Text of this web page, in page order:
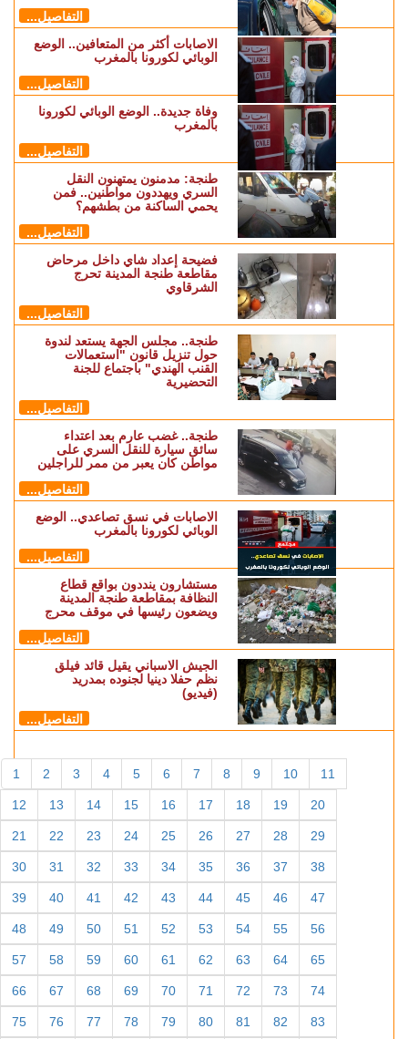
التفاصيل...
الاصابات أكثر من المتعافين.. الوضع
الوبائي لكورونا بالمغرب
التفاصيل...
وفاة جديدة.. الوضع الوبائي لكورونا
بالمغرب
التفاصيل...
طنجة: مدمنون يمتهنون النقل
السري ويهددون مواطنين.. فمن
يحمي الساكنة من بطشهم؟
التفاصيل...
فضيحة إعداد شاي داخل مرحاض
مقاطعة طنجة المدينة تحرج
الشرقاوي
التفاصيل...
طنجة.. مجلس الجهة يستعد لندوة
حول تنزيل قانون "استعمالات
القنب الهندي" باجتماع للجنة
التحضيرية
التفاصيل...
طنجة.. غضب عارم بعد اعتداء
سائق سيارة للنقل السري على
مواطن كان يعبر من ممر للراجلين
التفاصيل...
الاصابات في نسق تصاعدي.. الوضع
الوبائي لكورونا بالمغرب
التفاصيل...
مستشارون ينددون بواقع قطاع
النظافة بمقاطعة طنجة المدينة
ويضعون رئيسها في موقف محرج
التفاصيل...
الجيش الاسباني يقيل قائد فيلق
نظم حفلا دينيا لجنوده بمدريد
(فيديو)
التفاصيل...
1 2 3 4 5 6 7 8 9 10 11
12 13 14 15 16 17 18 19 20
21 22 23 24 25 26 27 28 29
30 31 32 33 34 35 36 37 38
39 40 41 42 43 44 45 46 47
48 49 50 51 52 53 54 55 56
57 58 59 60 61 62 63 64 65
66 67 68 69 70 71 72 73 74
75 76 77 78 79 80 81 82 83